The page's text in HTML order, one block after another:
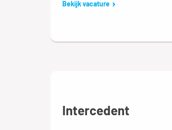
Bekijk vacature
Intercedent